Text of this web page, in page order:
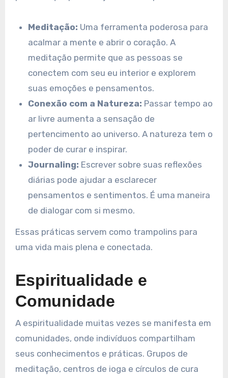
Meditação: Uma ferramenta poderosa para
acalmar a mente e abrir o coração. A
meditação permite que as pessoas se
conectem com seu eu interior e explorem
suas emoções e pensamentos.
Conexão com a Natureza: Passar tempo ao
ar livre aumenta a sensação de
pertencimento ao universo. A natureza tem o
poder de curar e inspirar.
Journaling: Escrever sobre suas reflexões
diárias pode ajudar a esclarecer
pensamentos e sentimentos. É uma maneira
de dialogar com si mesmo.
Essas práticas servem como trampolins para
uma vida mais plena e conectada.
Espiritualidade e
Comunidade
A espiritualidade muitas vezes se manifesta em
comunidades, onde indivíduos compartilham
seus conhecimentos e práticas. Grupos de
meditação, centros de ioga e círculos de cura